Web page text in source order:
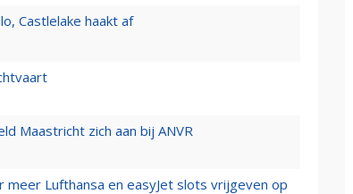
Castlelake haakt af
Maastricht zich aan bij ANVR
Lufthansa en easyJet slots vrijgeven op